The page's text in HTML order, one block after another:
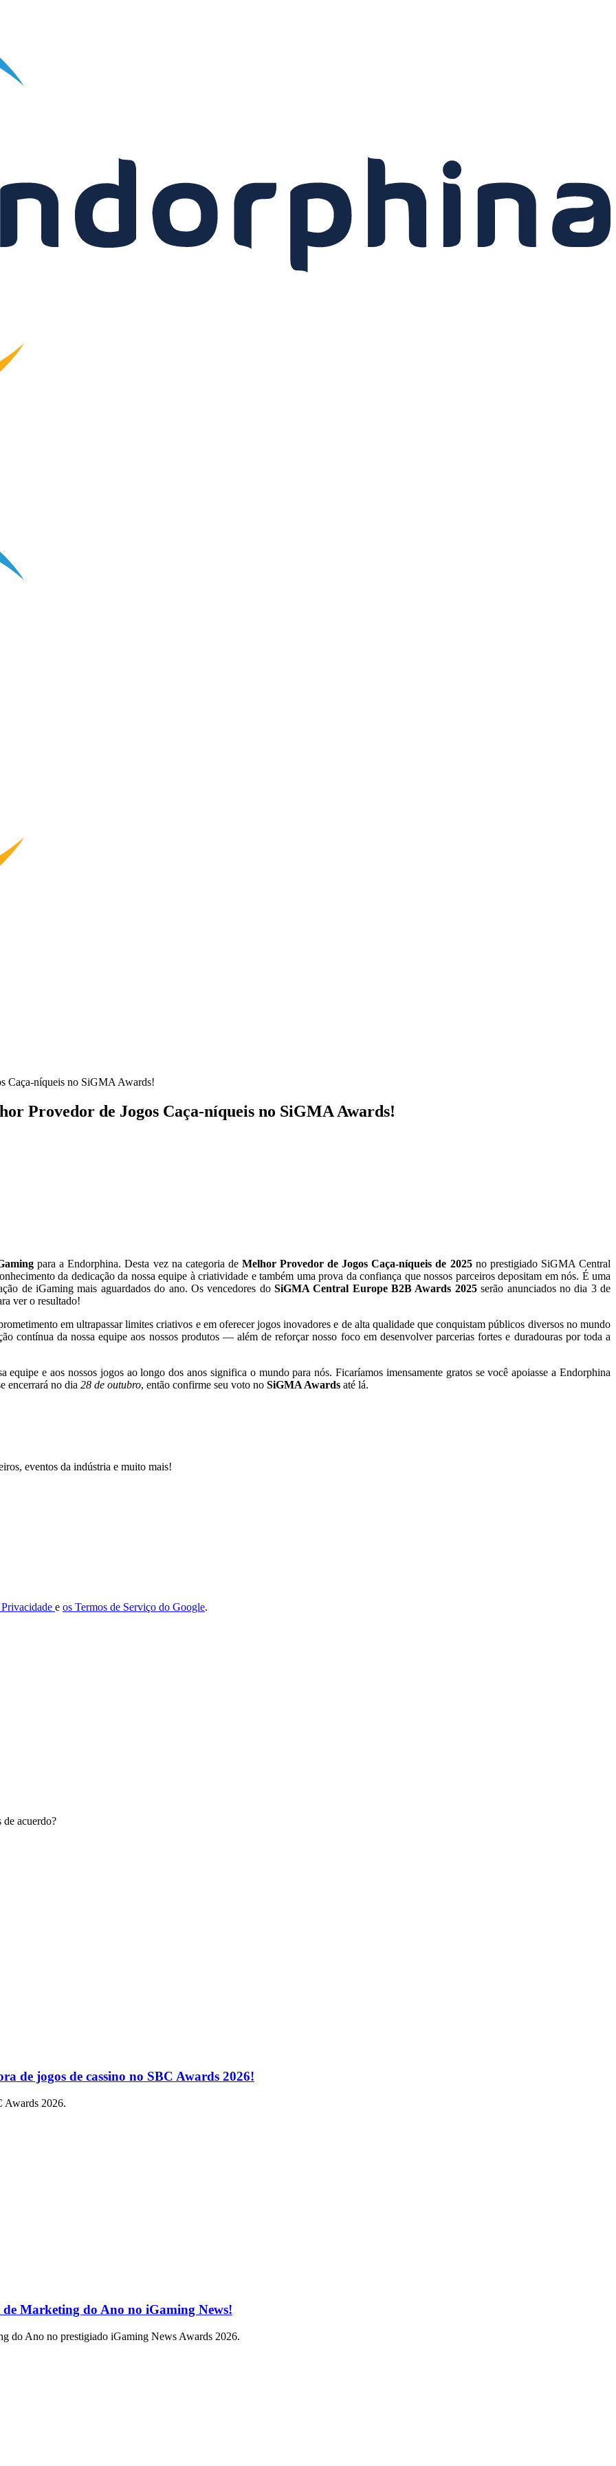
Caça-níqueis no SiGMA Awards!
Provedor de Jogos Caça-níqueis no SiGMA Awards!
para a Endorphina. Desta vez na categoria de Melhor Provedor de Jogos Caça-níqueis de 2025no prestigiado SiGMA Central
da dedicação da nossa equipe à criatividade e também uma prova da confiança que nossos parceiros depositam em nós. É uma
de iGaming mais aguardados do ano. Os vencedores do SiGMA Central Europe B2B Awards 2025serão anunciados no dia 3 de
ver o resultado!
em ultrapassar limites criativos e em oferecer jogos inovadores e de alta qualidade que conquistam públicos diversos no mundo
contínua da nossa equipe aos nossos produtos — além de reforçar nosso foco em desenvolver parcerias fortes e duradouras por toda a
e aos nossos jogos ao longo dos anos significa o mundo para nós. Ficaríamos imensamente gratos se você apoiasse a Endorphina
encerrará no dia 28 de outubro, então confirme seu voto no SiGMA Awards até lá.
eventos da indústria e muito mais!
e os Termos de Serviço do Google.
acuerdo?
de jogos de cassino no SBC Awards 2026!
Awards 2026.
Marketing do Ano no iGaming News!
do Ano no prestigiado iGaming News Awards 2026.